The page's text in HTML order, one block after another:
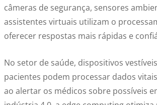
câmeras de segurança, sensores
assistentes virtuais utilizam o
oferecer respostas mais rápidas e
No setor de saúde, dispositivos
pacientes podem processar dados
ao alertar os médicos sobre possíveis